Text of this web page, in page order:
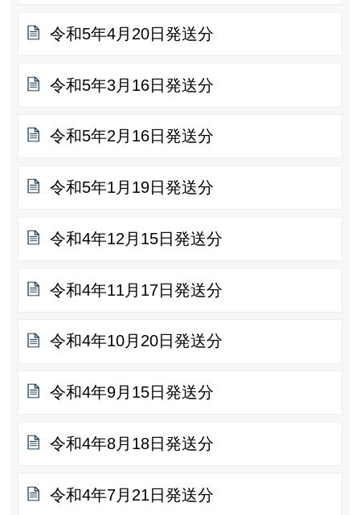
令和5年4月20日発送分
令和5年3月16日発送分
令和5年2月16日発送分
令和5年1月19日発送分
令和4年12月15日発送分
令和4年11月17日発送分
令和4年10月20日発送分
令和4年9月15日発送分
令和4年8月18日発送分
令和4年7月21日発送分